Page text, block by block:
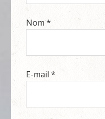
Nom*
E-mail*